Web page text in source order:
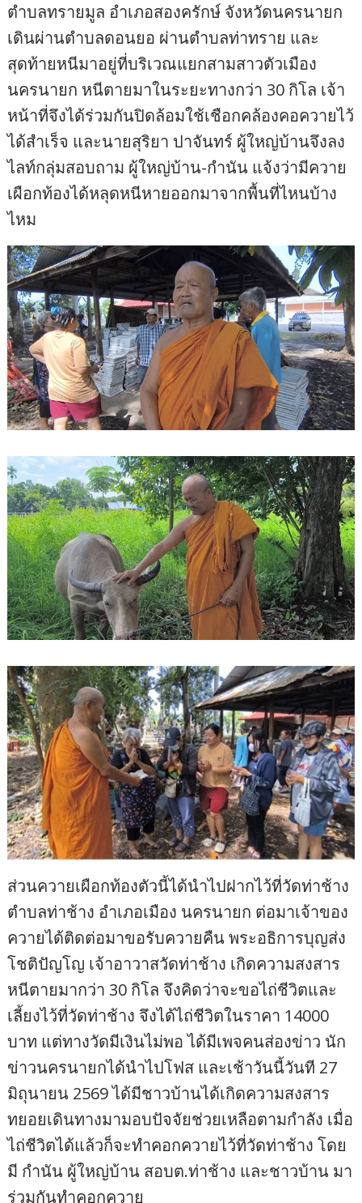
ตำบลทรายมูล อำเภอสองครักษ์ จังหวัดนครนายก
เดินผ่านตำบลดอนยอ ผ่านตำบลท่าทราย และ
สุดท้ายหนีมาอยู่ที่บริเวณแยกสามสาวตัวเมือง
นครนายก หนีตายมาในระยะทางกว่า 30 กิโล เจ้า
หน้าที่จึงได้ร่วมกันปิดล้อมใช้เชือกคล้องคอควายไว้
ได้สำเร็จ และนายสุริยา ปาจันทร์ ผู้ใหญ่บ้านจึงลง
ไลท์กลุ่มสอบถาม ผู้ใหญ่บ้าน-กำนัน แจ้งว่ามีควาย
เผือกท้องได้หลุดหนีหายออกมาจากพื้นที่ไหนบ้าง
ไหม
ส่วนควายเผือกท้องตัวนี้ได้นำไปฝากไว้ที่วัดท่าช้าง
ตำบลท่าช้าง อำเภอเมือง นครนายก ต่อมาเจ้าของ
ควายได้ติดต่อมาขอรับควายคืน พระอธิการบุญส่ง
โชติปัญโญ เจ้าอาวาสวัดท่าช้าง เกิดความสงสาร
หนีตายมากว่า 30 กิโล จึงคิดว่าจะขอไถ่ชีวิตและ
เลี้ยงไว้ที่วัดท่าช้าง จึงได้ไถ่ชีวิตในราคา 14000
บาท แต่ทางวัดมีเงินไม่พอ ได้มีเพจคนส่องข่าว นัก
ข่าวนครนายกได้นำไปโฟส และเช้าวันนี้วันที 27
มิถุนายน 2569 ได้มีชาวบ้านได้เกิดความสงสาร
ทยอยเดินทางมามอบปัจจัยช่วยเหลือตามกำลัง เมื่อ
ไถ่ชีวิตได้แล้วก็จะทำคอกควายไว้ที่วัดท่าช้าง โดย
มี กำนัน ผู้ใหญ่บ้าน สอบต.ท่าช้าง และชาวบ้าน มา
ร่วมกันทำคอกควาย